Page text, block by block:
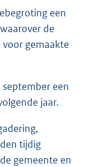
een
de
voor gemaakte
een
jaar.
tijdig
gemeente en